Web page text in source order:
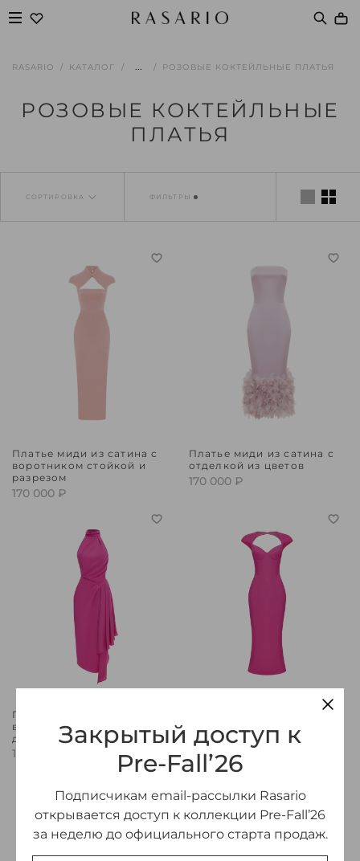
RASARIO КАТАЛОГ ... РОЗОВЫЕ КОКТЕЙЛЬНЫЕ ПЛАТЬЯ
РОЗОВЫЕ КОКТЕЙЛЬНЫЕ
ПЛАТЬЯ
СОРТИРОВКА ФИЛЬТРЫ
Платье миди из сатина с
воротником стойкой и
разрезом
170 000 ₽
Платье миди из сатина с
отделкой из цветов
170 000 ₽
Платье миди из
вискозного крепа с
драпировкой
175 000 ₽
170 000 ₽
Предзаказ
Закрытый доступ к
Pre-Fall’26
Подписчикам email-рассылки Rasario
открывается доступ к коллекции Pre-Fall’26
за неделю до официального старта продаж.